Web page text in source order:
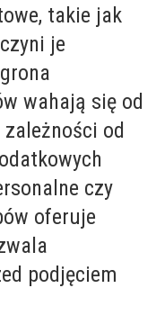
takie jak
je
wahają się od
zależności od
czy
oferuje
podjęciem